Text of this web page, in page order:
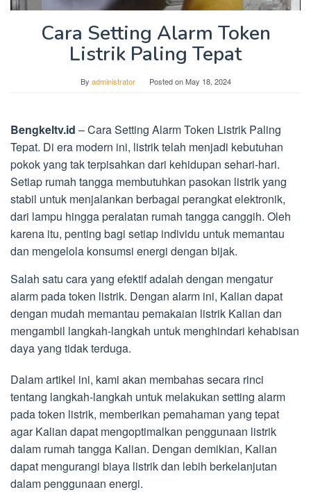
Cara Setting Alarm Token
Listrik Paling Tepat
By administrator Posted onMay 18, 2024
Bengkeltv.id – Cara Setting Alarm Token Listrik Paling
Tepat. Di era modern ini, listrik telah menjadi kebutuhan
pokok yang tak terpisahkan dari kehidupan sehari-hari.
Setiap rumah tangga membutuhkan pasokan listrik yang
stabil untuk menjalankan berbagai perangkat elektronik,
dari lampu hingga peralatan rumah tangga canggih. Oleh
karena itu, penting bagi setiap individu untuk memantau
dan mengelola konsumsi energi dengan bijak.
Salah satu cara yang efektif adalah dengan mengatur
alarm pada token listrik. Dengan alarm ini, Kalian dapat
dengan mudah memantau pemakaian listrik Kalian dan
mengambil langkah-langkah untuk menghindari kehabisan
daya yang tidak terduga.
Dalam artikel ini, kami akan membahas secara rinci
tentang langkah-langkah untuk melakukan setting alarm
pada token listrik, memberikan pemahaman yang tepat
agar Kalian dapat mengoptimalkan penggunaan listrik
dalam rumah tangga Kalian. Dengan demikian, Kalian
dapat mengurangi biaya listrik dan lebih berkelanjutan
dalam penggunaan energi.